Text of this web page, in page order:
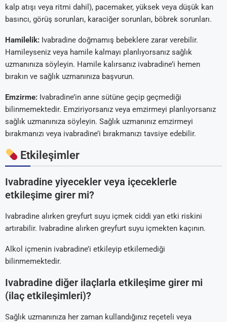
kalp atışı veya ritmi dahil), pacemaker, yüksek veya düşük kan
basıncı, görüş sorunları, karaciğer sorunları, böbrek sorunları.
Hamilelik: Ivabradine doğmamış bebeklere zarar verebilir.
Hamileyseniz veya hamile kalmayı planlıyorsanız sağlık
uzmanınıza söyleyin. Hamile kalırsanız ivabradine’i hemen
bırakın ve sağlık uzmanınıza başvurun.
Emzirme: Ivabradine’in anne sütüne geçip geçmediği
bilinmemektedir. Emziriyorsanız veya emzirmeyi planlıyorsanız
sağlık uzmanınıza söyleyin. Sağlık uzmanınız emzirmeyi
bırakmanızı veya ivabradine’i bırakmanızı tavsiye edebilir.
Etkileşimler
Ivabradine yiyecekler veya içeceklerle
etkileşime girer mi?
Ivabradine alırken greyfurt suyu içmek ciddi yan etki riskini
artırabilir. Ivabradine alırken greyfurt suyu içmekten kaçının.
Alkol içmenin ivabradine’i etkileyip etkilemediği
bilinmemektedir.
Ivabradine diğer ilaçlarla etkileşime girer mi
(ilaç etkileşimleri)?
Sağlık uzmanınıza her zaman kullandığınız reçeteli veya